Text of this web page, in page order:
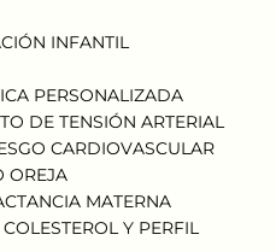
INFANTIL
PERSONALIZADA
DE TENSIÓN ARTERIAL
CARDIOVASCULAR
OREJA
MATERNA
Y PERFIL